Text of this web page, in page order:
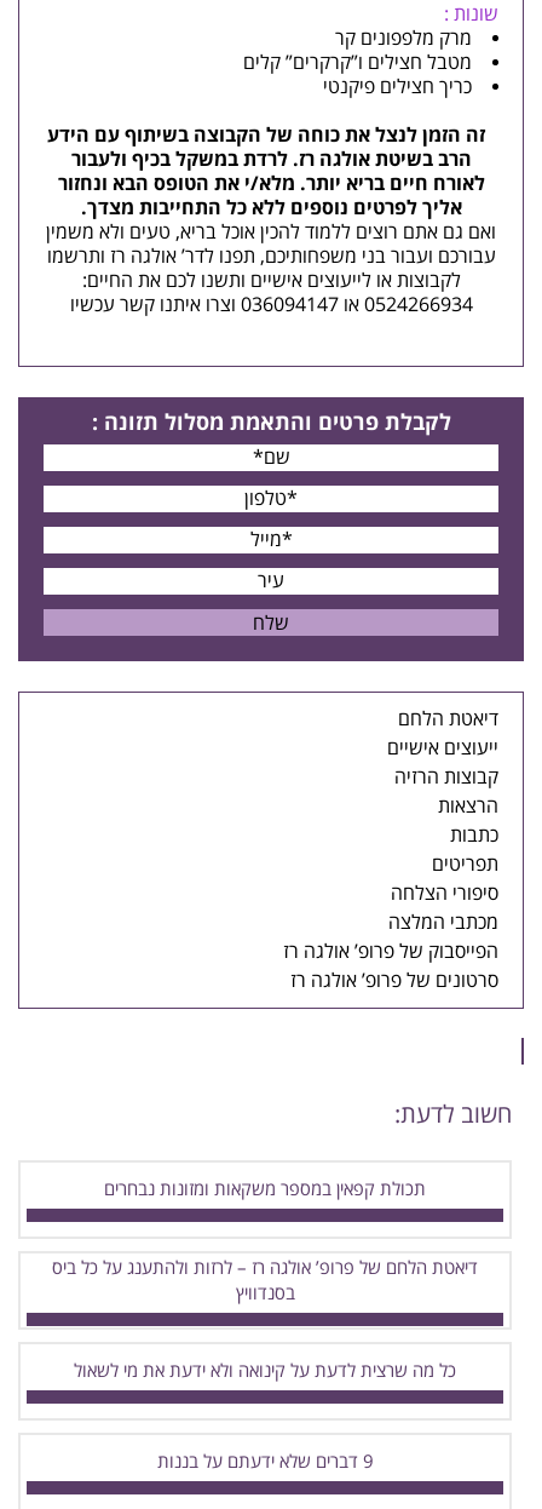
שונות :
מרק מלפפונים קר
מטבל חצילים ו”קרקרים” קלים
כריך חצילים פיקנטי
זה הזמן לנצל את כוחה של הקבוצה בשיתוף עם הידע
הרב בשיטת אולגה רז. לרדת במשקל בכיף ולעבור
לאורח חיים בריא יותר. מלא/י את הטופס הבא ונחזור
אליך לפרטים נוספים ללא כל התחייבות מצדך.
ואם גם אתם רוצים ללמוד להכין אוכל בריא, טעים ולא משמין
עבורכם ועבור בני משפחותיכם, תפנו לדר’ אולגה רז ותרשמו
לקבוצות או לייעוצים אישיים ותשנו לכם את החיים:
0524266934 או 036094147 ו
צרו איתנו קשר עכשיו
לקבלת פרטים והתאמת מסלול תזונה :
דיאטת הלחם
ייעוצים אישיים
קבוצות הרזיה
הרצאות
כתבות
תפריטים
סיפורי הצלחה
מכתבי המלצה
הפייסבוק של פרופ’ אולגה רז
סרטונים של פרופ’ אולגה רז
חשוב לדעת:
תכולת קפאין במספר משקאות ומזונות נבחרים
דיאטת הלחם של פרופ’ אולגה רז – לרזות ולהתענג על כל ביס
בסנדוויץ
כל מה שרצית לדעת על קינואה ולא ידעת את מי לשאול
9 דברים שלא ידעתם על בננות